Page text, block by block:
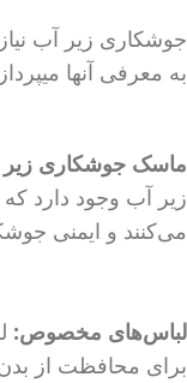
جوشکاری زیر آب
به معرفی آنها
ماسک جوشکاری
زیر آب وجود دارد
می‌کنند و ایمنی
لباس‌های مخصوص:
برای محافظت از